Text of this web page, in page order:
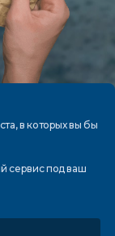
в которыхвы бы
сервис под ваш